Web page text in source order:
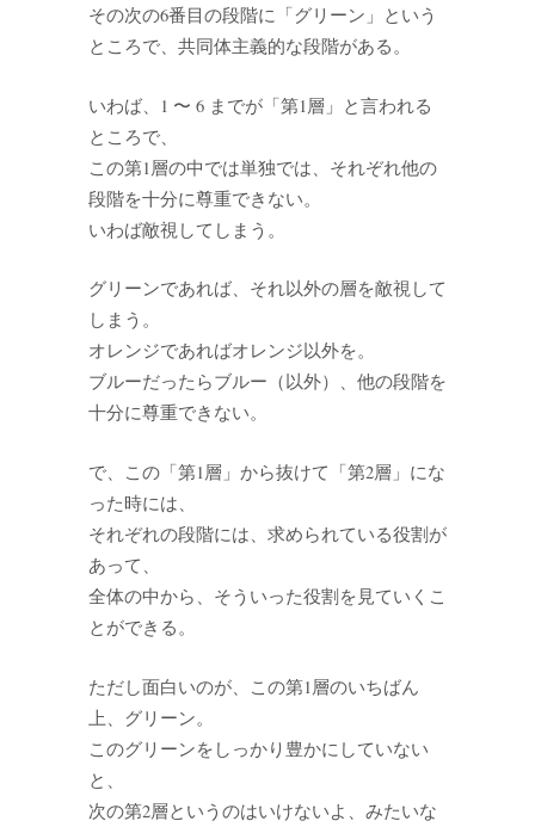
その次の6番目の段階に「グリーン」という
ところで、共同体主義的な段階がある。
いわば、1 〜 6 までが「第1層」と言われる
ところで、
この第1層の中では単独では、それぞれ他の
段階を十分に尊重できない。
いわば敵視してしまう。
グリーンであれば、それ以外の層を敵視して
しまう。
オレンジであればオレンジ以外を。
ブルーだったらブルー（以外）、他の段階を
十分に尊重できない。
で、この「第1層」から抜けて「第2層」にな
った時には、
それぞれの段階には、求められている役割が
あって、
全体の中から、そういった役割を見ていくこ
とができる。
ただし面白いのが、この第1層のいちばん
上、グリーン。
このグリーンをしっかり豊かにしていない
と、
次の第2層というのはいけないよ、みたいな